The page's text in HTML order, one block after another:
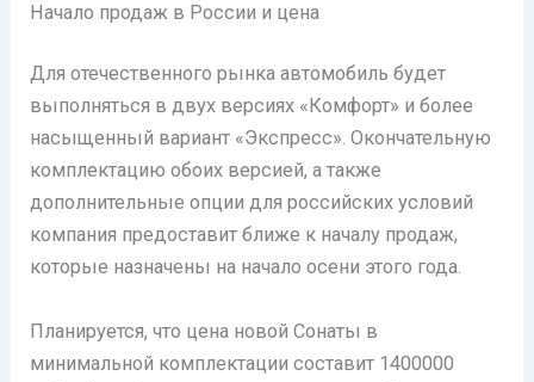
Начало продаж в России и цена
Для отечественного рынка автомобиль будет
выполняться в двух версиях «Комфорт» и более
насыщенный вариант «Экспресс». Окончательную
комплектацию обоих версией, а также
дополнительные опции для российских условий
компания предоставит ближе к началу продаж,
которые назначены на начало осени этого года.
Планируется, что цена новой Сонаты в
минимальной комплектации составит 1400000